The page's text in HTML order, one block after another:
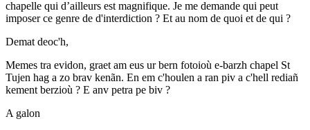
chapelle qui d’ailleurs est magnifique. Je me demande qui peut
imposer ce genre de d'interdiction ? Et au nom de quoi et de qui ?
Demat deoc'h,
Memes tra evidon, graet am eus ur bern fotoioù e-barzh chapel St
Tujen hag a zo brav kenãn. En em c'houlen a ran piv a c'hell rediañ
kement berzioù ? E anv petra pe biv ?
A galon